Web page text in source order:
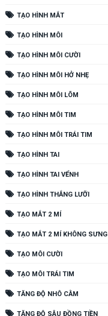
TẠO HÌNH MẮT
TẠO HÌNH MÔI
TẠO HÌNH MÔI CƯỜI
TẠO HÌNH MÔI HỞ NHẸ
TẠO HÌNH MÔI LÕM
TẠO HÌNH MÔI TIM
TẠO HÌNH MÔI TRÁI TIM
TẠO HÌNH TAI
TẠO HÌNH TAI VỂNH
TẠO HÌNH THẮNG LƯỠI
TẠO MẮT 2 MÍ
TẠO MẮT 2 MÍ KHÔNG SƯNG
TẠO MÔI CƯỜI
TẠO MÔI TRÁI TIM
TĂNG ĐỘ NHÔ CẰM
TĂNG ĐỘ SÂU ĐỒNG TIỀN